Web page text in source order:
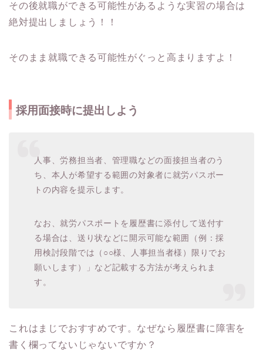
その後就職ができる可能性があるような実習の場合は
絶対提出しましょう！！
そのまま就職できる可能性がぐっと高まりますよ！
採用面接時に提出しよう
人事、労務担当者、管理職などの面接担当者のう
ち、本人が希望する範囲の対象者に就労パスポー
トの内容を提示します。
なお、就労パスポートを履歴書に添付して送付す
る場合は、送り状などに開示可能な範囲（例：採
用検討段階では（○○様、人事担当者様）限りでお
願いします）」など記載する方法が考えられま
す。
これはまじでおすすめです。なぜなら履歴書に障害を
書く欄ってないじゃないですか？